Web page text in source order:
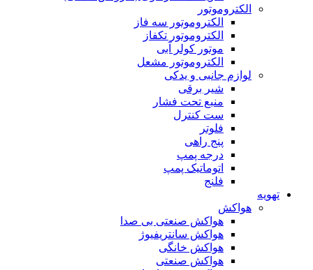
الکتروموتور
الکتروموتور سه فاز
الکتروموتور تکفاز
موتور کولر آبی
الکتروموتور مشعل
لوازم جانبی و یدکی
شیر برقی
منبع تحت فشار
ست کنترل
فلوتر
پنج راهی
درجه پمپ
اتوماتیک پمپ
فلنج
تهویه
هواکش
هواکش صنعتی بی صدا
هواکش سانتریفیوژ
هواکش خانگی
هواکش صنعتی